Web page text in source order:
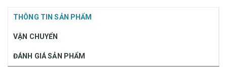
THÔNG TIN SẢN PHẨM
VẬN CHUYỂN
ĐÁNH GIÁ SẢN PHẨM